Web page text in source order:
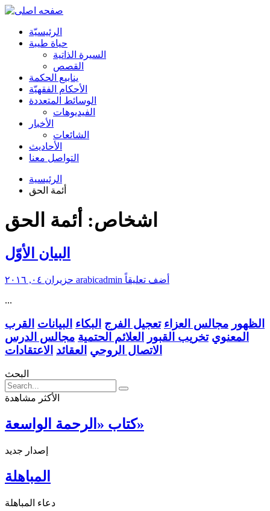
الرئیسیّة
حياة طيبة
السيرة الذاتية
القصص
ينابيع الحكمة
الأحکام الفقهیّة
الوسائط المتعددة
الفیدیوهات
الأخبار
الشائعات
الأحادیث
التواصل معنا
الرئيسية
أئمة الحق
اشخاص: أئمة الحق
البيان الأوّل
arabicadmin أضف تعليقاً
...
الظهور مجالس العزاء تعجيل الفرج البكاء البيانات القرب
المعنوي تخريب القبور العلائم الحتمية مجالس الدرس
الاتصال الروحي العقائد الاعتقادات
البحث
الأكثر مشاهدة
كتاب «الرحمة الواسعة»
إصدار جديد
المباهلة
دعاء المباهلة